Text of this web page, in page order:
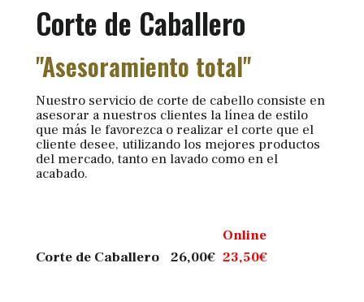
Corte de Caballero
"Asesoramiento total"
Nuestro servicio de corte de cabello consiste en
asesorar a nuestros clientes la línea de estilo
que más le favorezca o realizar el corte que el
cliente desee, utilizando los mejores productos
del mercado, tanto en lavado como en el
acabado.
Online
Corte de Caballero
26,00€ 23,50€